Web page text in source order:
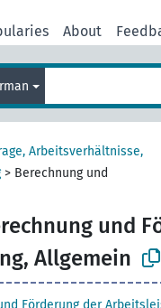
About
Arbeitsverhältnisse,
> Berechnung und
und
Allgemein
Förderung der